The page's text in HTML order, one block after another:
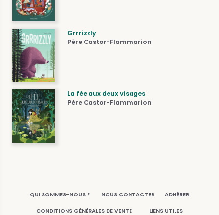
Grrrizzly
Père Castor-Flammarion
La fée aux deux visages
Père Castor-Flammarion
QUI SOMMES-NOUS ? NOUS CONTACTER ADHÉRER
CONDITIONS GÉNÉRALES DE VENTE LIENS UTILES